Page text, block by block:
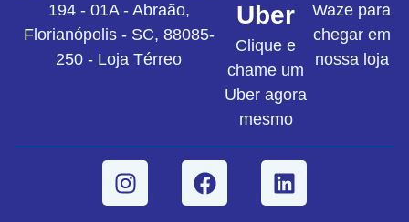
Uber
Clique e
chame um
Uber agora
mesmo
194 - 01A - Abraão,
Florianópolis - SC, 88085-
250 - Loja Térreo
Waze para
chegar em
nossa loja